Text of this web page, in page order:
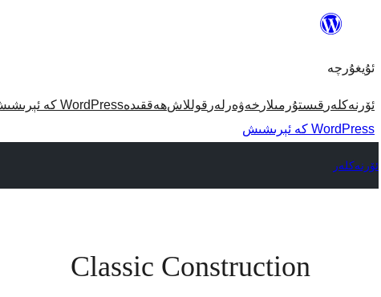
مەزمۇنغا
ئۇيغۇرچە
ئۆرنەكلەر قىستۇرمىلار خەۋەرلەر قوللاشھەققىدەWordPress كە ئېرىشىش
WordPress كە ئېرىشىش
ئۆرنەكلەر
Classic Construction